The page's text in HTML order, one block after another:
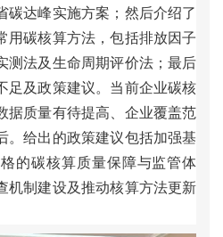
碳达峰实施方案 ； 然后介绍了
用碳核算方法 ，包括排放因子
测法及生命周期评价法； 最后
足及政策建议。 当前企业碳核
据质量有待提高、 企业覆盖范
。给出的政策建议包括加强基
格的碳核算质量保障与监管体
机制建设及推动核算方法更新